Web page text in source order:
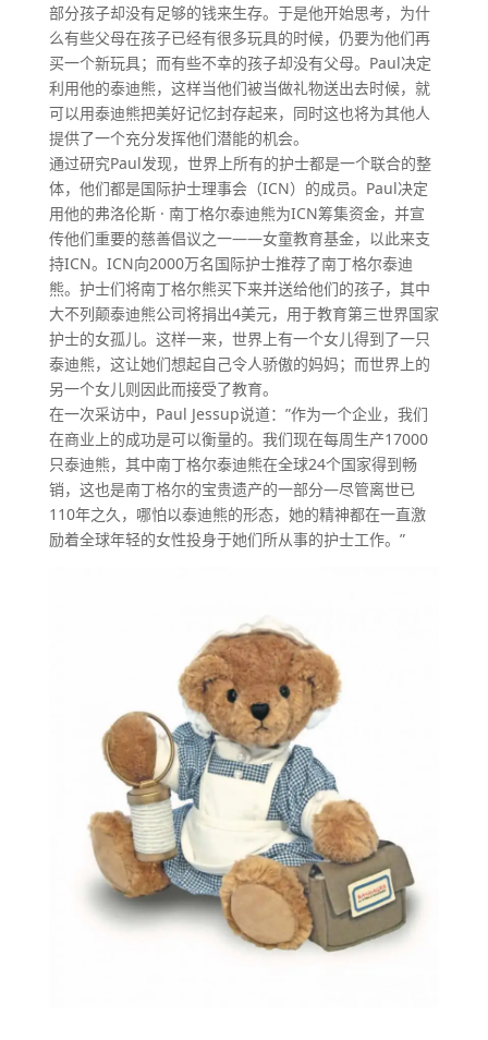
部分孩子却没有足够的钱来生存。于是他开始思考，为什
么有些父母在孩子已经有很多玩具的时候，仍要为他们再
买一个新玩具；而有些不幸的孩子却没有父母。Paul决定
利用他的泰迪熊，这样当他们被当做礼物送出去时候，就
可以用泰迪熊把美好记忆封存起来，同时这也将为其他人
提供了一个充分发挥他们潜能的机会。
通过研究Paul发现，世界上所有的护士都是一个联合的整
体，他们都是国际护士理事会（ICN）的成员。Paul决定
用他的弗洛伦斯 · 南丁格尔泰迪熊为ICN筹集资金，并宣
传他们重要的慈善倡议之一——女童教育基金，以此来支
持ICN。ICN向2000万名国际护士推荐了南丁格尔泰迪
熊。护士们将南丁格尔熊买下来并送给他们的孩子，其中
大不列颠泰迪熊公司将捐出4美元，用于教育第三世界国家
护士的女孤儿。这样一来，世界上有一个女儿得到了一只
泰迪熊，这让她们想起自己令人骄傲的妈妈；而世界上的
另一个女儿则因此而接受了教育。
在一次采访中，Paul Jessup说道：”作为一个企业，我们
在商业上的成功是可以衡量的。我们现在每周生产17000
只泰迪熊，其中南丁格尔泰迪熊在全球24个国家得到畅
销，这也是南丁格尔的宝贵遗产的一部分—尽管离世已
110年之久，哪怕以泰迪熊的形态，她的精神都在一直激
励着全球年轻的女性投身于她们所从事的护士工作。”